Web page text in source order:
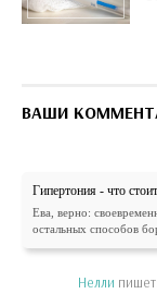
ВАШИ
Гипертония - что
Ева, верно:
остальных способов
Нелли пишет: